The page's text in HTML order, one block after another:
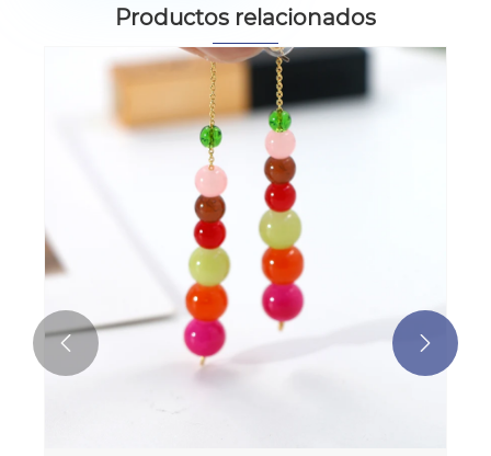
Productos relacionados
 